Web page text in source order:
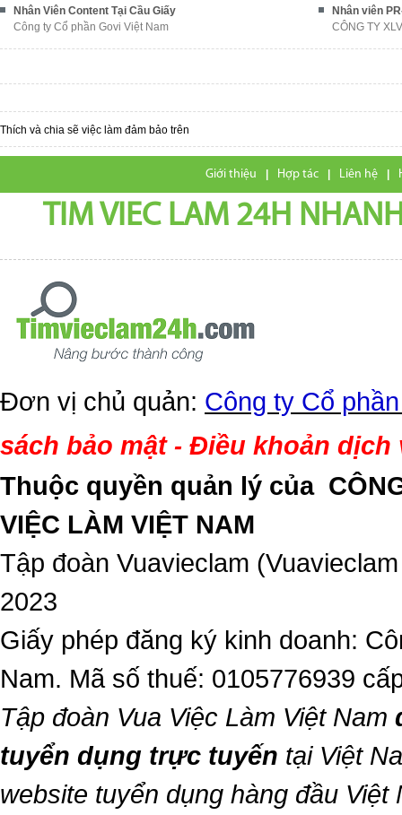
Nhân Viên Content Tại Cầu Giấy
Công ty Cổ phần Govi Việt Nam
Nhân viên
CÔNG TY
Thích và chia sẽ việc làm đảm bảo trên
Giới thiệu | Hợp tác | Liên hệ |
TIM VIEC LAM 24H
Đơn vị chủ quản: Công ty Cổ
sách bảo mật- Điều khoản dịch
Thuộc quyền quản lý của
VIỆC LÀM VIỆT NAM
Tập đoàn Vuavieclam
2023
Giấy phép đăng ký kinh doanh:
Nam. Mã số thuế: 0105776939
Tập đoàn Vua Việc Làm Việt Nam
tuyển dụng trực tuyến tại Việt
website tuyển dụng hàng đầu Việt